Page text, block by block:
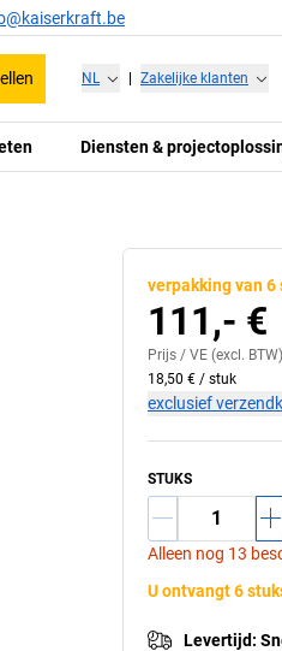
NL Zakelijke klanten
Diensten &
verpakking van 6
111,- €
Prijs / VE (excl. BTW)
18,50 € / stuk
exclusief
STUKS
Alleen nog 13
U ontvangt 6
Levertijd: